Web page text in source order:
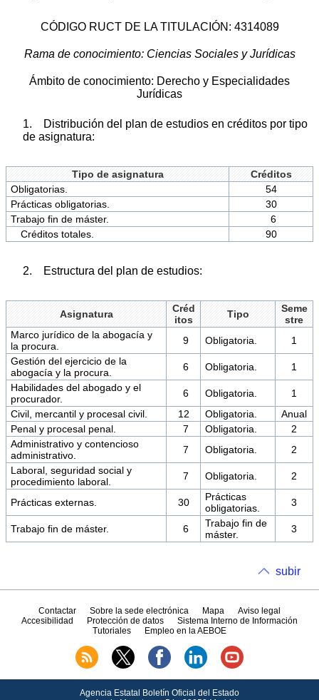
CÓDIGO RUCT DE LA TITULACIÓN: 4314089
Rama de conocimiento: Ciencias Sociales y Jurídicas
Ámbito de conocimiento: Derecho y Especialidades
Jurídicas
1. Distribución del plan de estudios en créditos por tipo
de asignatura:
Tipo de asignatura
Créditos
Obligatorias.
54
Prácticas obligatorias.
30
Trabajo fin de máster.
6
Créditos totales.
90
2. Estructura del plan de estudios:
Asignatura
Créd
itos
Tipo
Seme
stre
Marco jurídico de la abogacía y
la procura.
9 Obligatoria.
1
Gestión del ejercicio de la
abogacía y la procura.
6 Obligatoria.
1
Habilidades del abogado y el
procurador.
6 Obligatoria.
1
Civil, mercantil y procesal civil.
12 Obligatoria.
Anual
Penal y procesal penal.
7 Obligatoria.
2
Administrativo y contencioso
administrativo.
7 Obligatoria.
2
Laboral, seguridad social y
procedimiento laboral.
7 Obligatoria. 2
Prácticas externas. 30
Prácticas
obligatorias.
3
Trabajo fin de máster. 6
Trabajo fin de
máster.
3
subir
Contactar Sobre la sede electrónica Mapa
Aviso legal
Accesibilidad
Protección de datos
Sistema Interno de Información
Tutoriales
Empleo en la AEBOE
Agencia Estatal Boletín Oficial del Estado